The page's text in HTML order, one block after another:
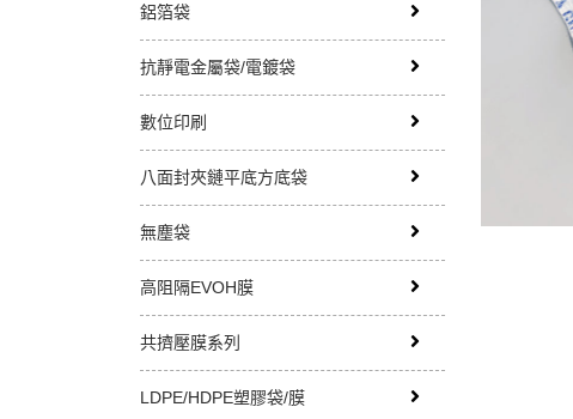
鋁箔袋
抗靜電金屬袋/電鍍袋
數位印刷
八面封夾鏈平底方底袋
無塵袋
高阻隔EVOH膜
共擠壓膜系列
LDPE/HDPE塑膠袋/膜